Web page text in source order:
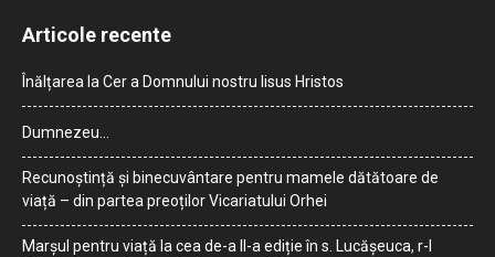
Articole recente
Înălțarea la Cer a Domnului nostru Iisus Hristos
Dumnezeu…
Recunoștință și binecuvântare pentru mamele dătătoare de
viață – din partea preoților Vicariatului Orhei
Marșul pentru viață la cea de-a II-a ediție în s. Lucășeuca, r-l